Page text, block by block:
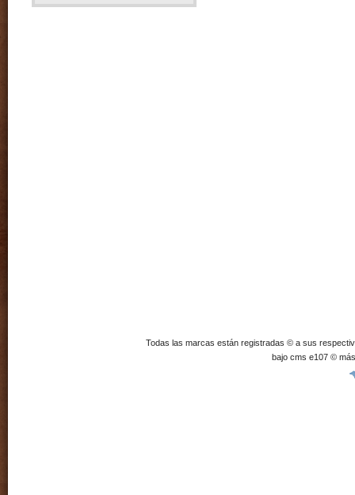
Todas las marcas están registradas © a sus
bajo cms e107 ©